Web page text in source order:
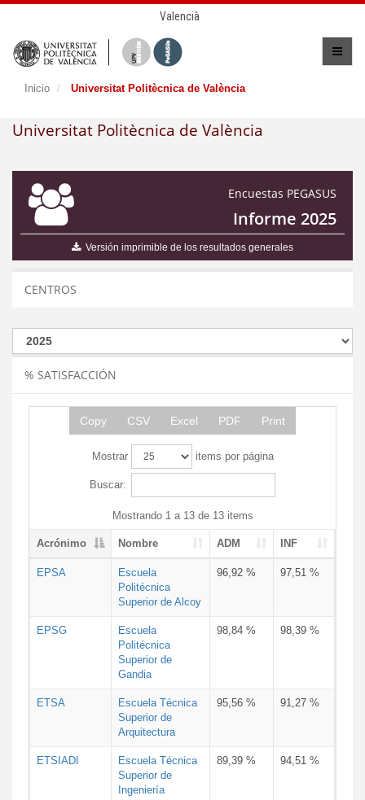
Valencià
Inicio Universitat Politècnica de València
Universitat Politècnica de València
Encuestas PEGASUS
Informe 2025
Versión imprimible de los resultados generales
CENTROS
% SATISFACCIÓN
Copy CSV Excel PDF Print
Mostrar items por página
Buscar:
Mostrando 1 a 13 de 13 items
Acrónimo Nombre ADM INF
EPSA
Escuela
Politécnica
Superior de Alcoy
96,92 % 97,51 %
EPSG
Escuela
Politécnica
Superior de
Gandia
98,84 % 98,39 %
ETSA
Escuela Técnica
Superior de
Arquitectura
95,56 % 91,27 %
ETSIADI
Escuela Técnica
Superior de
Ingeniería
89,39 % 94,51 %